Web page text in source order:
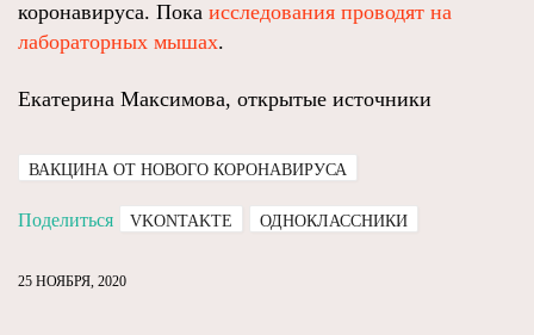
коронавируса. Пока исследования проводят на
лабораторных мышах.
Екатерина Максимова, открытые источники
ВАКЦИНА ОТ НОВОГО КОРОНАВИРУСА
Поделиться VKONTAKTE ОДНОКЛАССНИКИ
25 НОЯБРЯ, 2020